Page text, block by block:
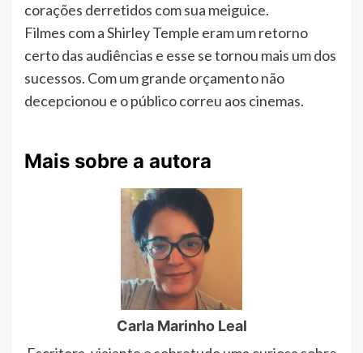
corações derretidos com sua meiguice.
Filmes com a Shirley Temple eram um retorno
certo das audiências e esse se tornou mais um dos
sucessos. Com um grande orçamento não
decepcionou e o público correu aos cinemas.
Mais sobre a autora
Carla Marinho Leal